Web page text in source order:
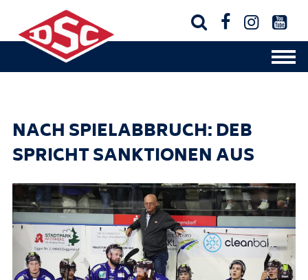
   
NACH SPIELABBRUCH: DEB
SPRICHT SANKTIONEN AUS